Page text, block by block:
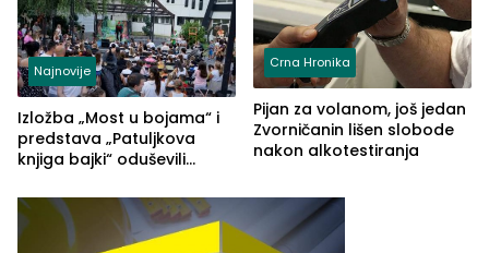
Najnovije
Izložba „Most u bojama“ i
predstava „Patuljkova
knjiga bajki“ oduševili
Crna Hronika
Pijan za volanom, još jedan
Zvorničanin lišen slobode
nakon alkotestiranja